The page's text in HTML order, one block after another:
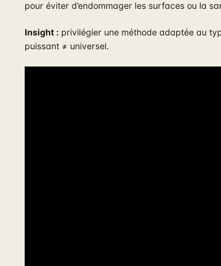
pour éviter d’endommager les surfaces ou la
Insight : privilégier une méthode adaptée au
puissant ≠ universel.